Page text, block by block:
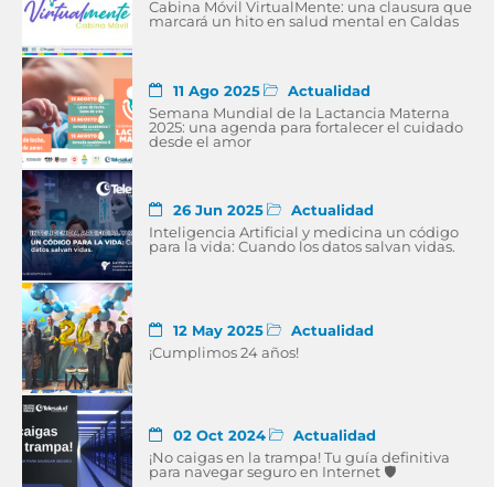
Cabina Móvil VirtualMente: una clausura que
marcará un hito en salud mental en Caldas
11 Ago 2025
Actualidad
Semana Mundial de la Lactancia Materna
2025: una agenda para fortalecer el cuidado
desde el amor
26 Jun 2025
Actualidad
Inteligencia Artificial y medicina un código
para la vida: Cuando los datos salvan vidas.
12 May 2025
Actualidad
¡Cumplimos 24 años!
02 Oct 2024
Actualidad
¡No caigas en la trampa! Tu guía definitiva
para navegar seguro en Internet 🛡